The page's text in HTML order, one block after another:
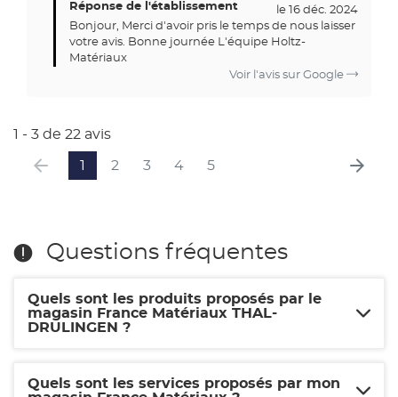
Étoiles
Sur
Réponse de l'établissement
le 16 déc. 2024
Bonjour, Merci d'avoir pris le temps de nous laisser
votre avis. Bonne journée L'équipe Holtz-
Matériaux
Voir l'avis sur Google
1 - 3 de 22 avis
1 2 3 4 5
Questions fréquentes
Quels sont les produits proposés par le
magasin France Matériaux THAL-
DRULINGEN ?
Quels sont les services proposés par mon